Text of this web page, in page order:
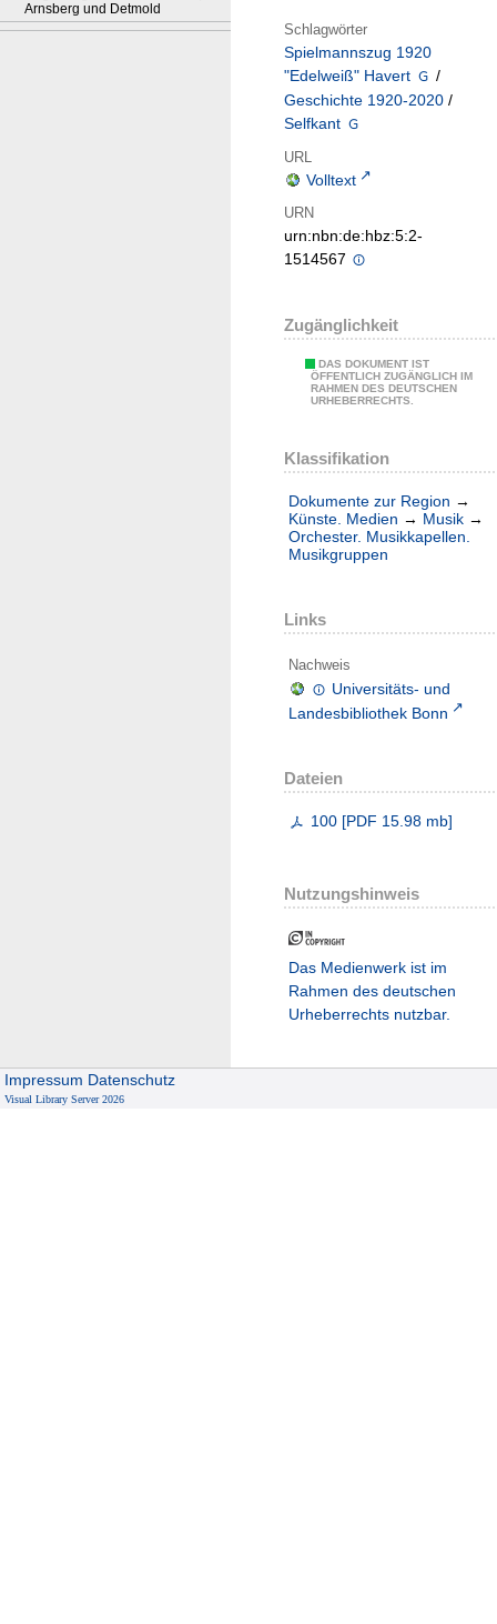
Arnsberg und Detmold
Schlagwörter
Spielmannszug 1920
"Edelweiß" Havert
/
Geschichte 1920-2020 /
Selfkant
URL
Volltext
URN
urn:nbn:de:hbz:5:2-
1514567
Zugänglichkeit
DAS DOKUMENT IST
ÖFFENTLICH ZUGÄNGLICH IM
RAHMEN DES DEUTSCHEN
URHEBERRECHTS.
Klassifikation
Dokumente zur Region →
Künste. Medien → Musik →
Orchester. Musikkapellen.
Musikgruppen
Links
Nachweis
Universitäts- und
Landesbibliothek Bonn
Dateien
100 [PDF 15.98 mb]
Nutzungshinweis
Das Medienwerk ist im
Rahmen des deutschen
Urheberrechts nutzbar.
Impressum Datenschutz
Visual Library Server 2026